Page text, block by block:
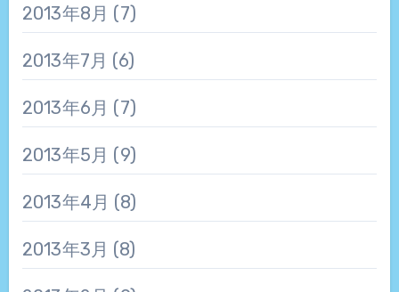
2013年8月 (7)
2013年7月 (6)
2013年6月 (7)
2013年5月 (9)
2013年4月 (8)
2013年3月 (8)